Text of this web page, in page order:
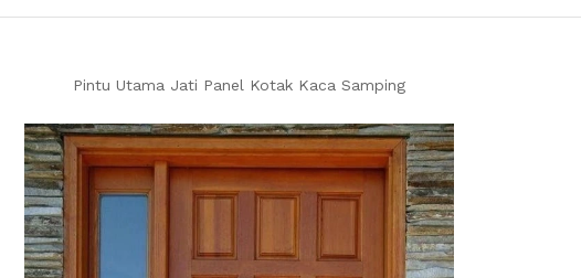
Pintu Utama Jati Panel Kotak Kaca Samping